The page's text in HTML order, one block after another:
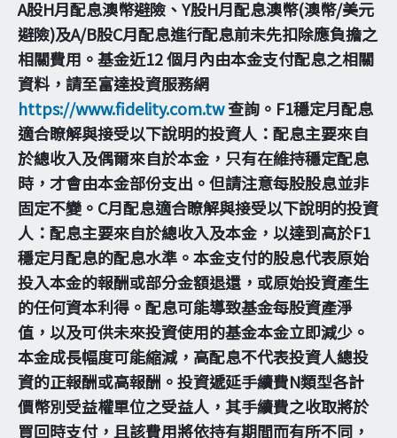
A股H月配息澳幣避險、Y股H月配息澳幣(澳幣/美元
避險)及A/B股C月配息進行配息前未先扣除應負擔之
相關費用。基金近12 個月內由本金支付配息之相關
資料，請至富達投資服務網
https://www.fidelity.com.tw查詢。F1穩定月配息
適合瞭解與接受以下說明的投資人：配息主要來自
於總收入及偶爾來自於本金，只有在維持穩定配息
時，才會由本金部份支出。但請注意每股股息並非
固定不變。C月配息適合瞭解與接受以下說明的投資
人：配息主要來自於總收入及本金，以達到高於F1
穩定月配息的配息水準。本金支付的股息代表原始
投入本金的報酬或部分金額退還，或原始投資產生
的任何資本利得。配息可能導致基金每股資產淨
值，以及可供未來投資使用的基金本金立即減少。
本金成長幅度可能縮減，高配息不代表投資人總投
資的正報酬或高報酬。投資遞延手續費N類型各計
價幣別受益權單位之受益人，其手續費之收取將於
買回時支付，且該費用將依持有期間而有所不同，